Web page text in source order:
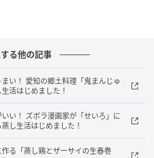
る他の記事
まい！ 愛知の郷土料理「鬼まんじゅ
活はじめました！
いい！ ズボラ漫画家が「せいろ」に
し生活はじめました！
る「蒸し鶏とザーサイの生春巻